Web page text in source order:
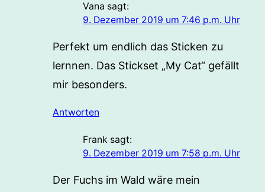
Vana sagt:
9. Dezember 2019 um 7:46 p.m. Uhr
Perfekt um endlich das Sticken zu
lernnen. Das Stickset „My Cat“ gefällt
mir besonders.
Antworten
Frank sagt:
9. Dezember 2019 um 7:58 p.m. Uhr
Der Fuchs im Wald wäre mein